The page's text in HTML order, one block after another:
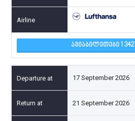
ᲐᲕᲘᲐᲑᲘᲚᲔᲗᲔᲑᲘ 1 342
17 September 2026
21 September 2026